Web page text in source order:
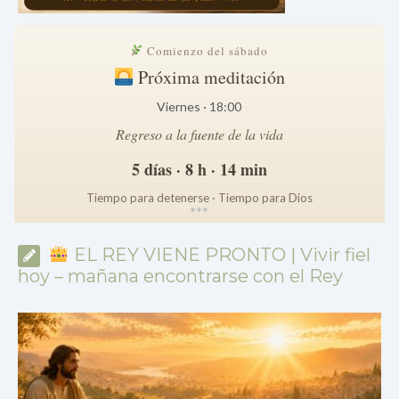
Comienzo del sábado
Próxima meditación
Viernes · 18:00
Regreso a la fuente de la vida
5 días · 8 h · 14 min
Tiempo para detenerse · Tiempo para Dios
***
EL REY VIENE PRONTO | Vivir fiel
hoy – mañana encontrarse con el Rey